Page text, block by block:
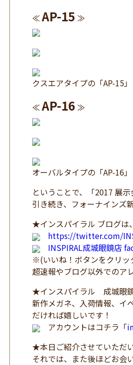
≪AP-15 ≫
クスエアタイプの「AP-15」
≪AP-16 ≫
オーバルタイプの「AP-16」
ということで、「2017 展
引き続き、フォーナインズ
★インスパイラル ブログは
https://twitter.com/
INSPIRAL成城眼鏡店
※(いいね！ボタンをクリッ
超速報やブログ以外でのア
★インスパイラル 成城眼鏡
新作メガネ、入荷情報、イ
だければ嬉しいです！
アカウントはコチラ「
★本日ご紹介させていただ
それでは、また後ほどお会